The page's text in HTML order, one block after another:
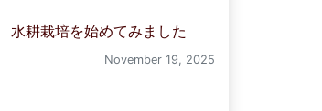
水耕栽培を始めてみました
November 19, 2025